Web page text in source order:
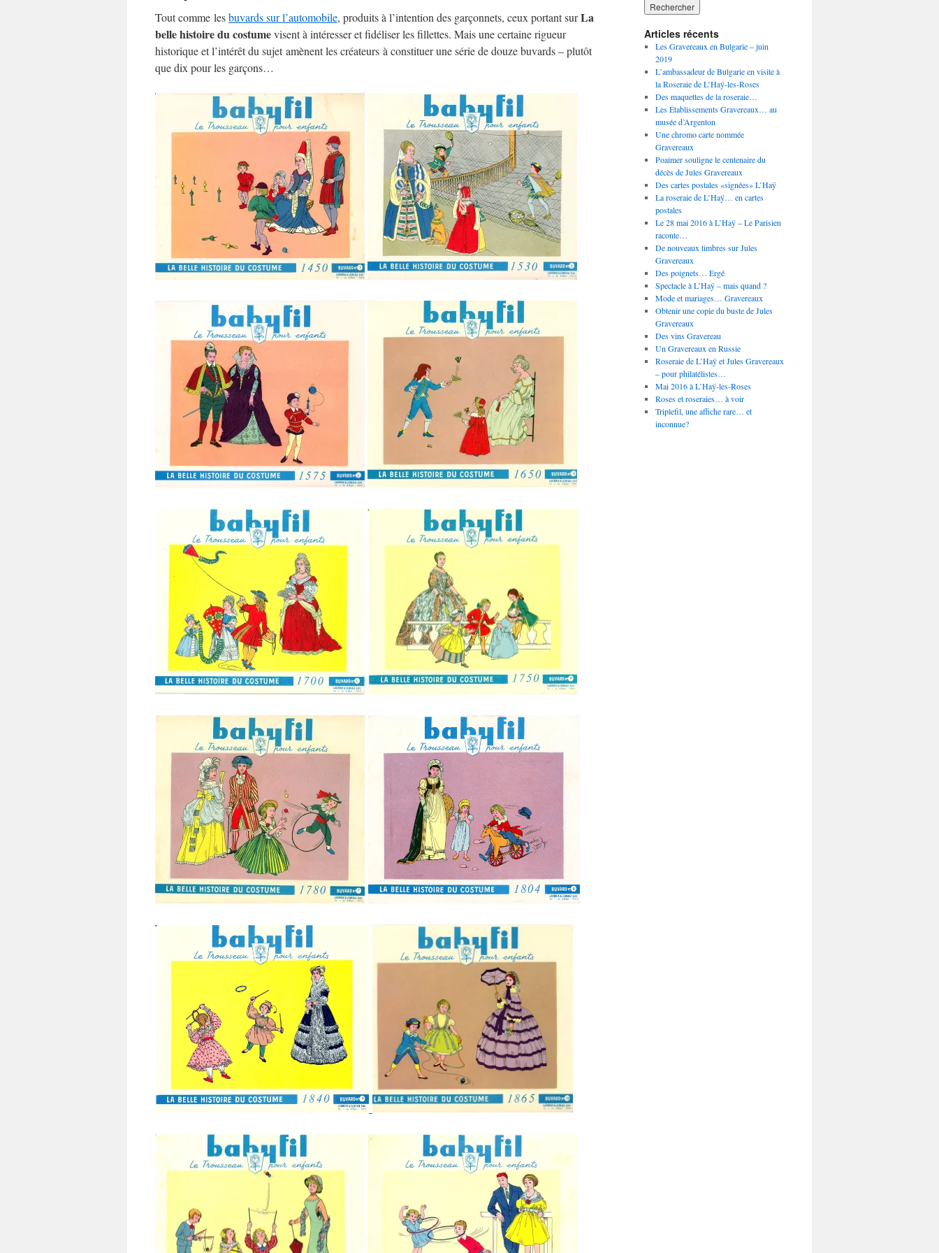
Tout comme lesbuvards sur l’automobile, produits à l’intention des garçonnets, ceux portant surLa
belle histoire du costumevisent à intéresser et fidéliser les fillettes. Mais une certaine rigueur
historique et l’intérêt du sujet amènent les créateurs à constituer une série de douze buvards – plutôt
que dix pour les garçons…
Articles récents
Les Gravereaux en Bulgarie – juin
2019
L’ambassadeur de Bulgarie en visite à
la Roseraie de L’Haÿ-les-Roses
Des maquettes de la roseraie…
Les Établissements Gravereaux… au
musée d’Argenton
Une chromo carte nommée
Gravereaux
Poaimer souligne le centenaire du
décès de Jules Gravereaux
Des cartes postales «signées» L’Haÿ
La roseraie de L’Haÿ… en cartes
postales
Le 28 mai 2016 à L’Haÿ – Le Parisien
raconte…
De nouveaux timbres sur Jules
Gravereaux
Des poignets… Ergé
Spectacle à L’Haÿ – mais quand ?
Mode et mariages… Gravereaux
Obtenir une copie du buste de Jules
Gravereaux
Des vins Gravereau
Un Gravereaux en Russie
Roseraie de L’Haÿ et Jules Gravereaux
– pour philatélistes…
Mai 2016 à L’Haÿ-les-Roses
Roses et roseraies… à voir
Triplefil, une affiche rare… et
inconnue?